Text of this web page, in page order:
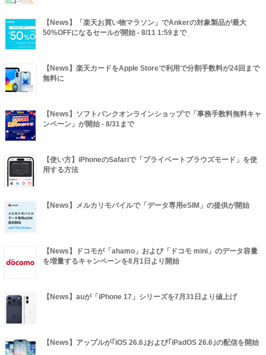
【News】「楽天お買い物マラソン」でAnkerの対象製品が最大
50%OFFになるセールが開始 - 8/11 1:59まで
【News】楽天カードをApple Storeで利用で分割手数料が24回まで
無料に
【News】ソフトバンクオンラインショップで「事務手数料無料キャ
ンペーン」が開始 - 8/31まで
【使い方】iPhoneのSafariで「プライベートブラウズモード」を使
用する方法
【News】メルカリモバイルで「データ専用eSIM」の提供が開始
【News】ドコモが「ahamo」および「ドコモ mini」のデータ容量
を増量するキャンペーンを8月1日より開始
【News】auが「iPhone 17」シリーズを7月31日より値上げ
【News】アップルが｢iOS 26.6｣および｢iPadOS 26.6｣の配信を開始